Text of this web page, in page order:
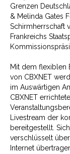
Grenzen
& Melinda Gates
Schirmherrschaft
Frankreichs
Mit dem flexiblen
von CBXNET
im Auswärtigen
CBXNET
Livestream der
bereitgestellt.
verschlüsselt
Internet